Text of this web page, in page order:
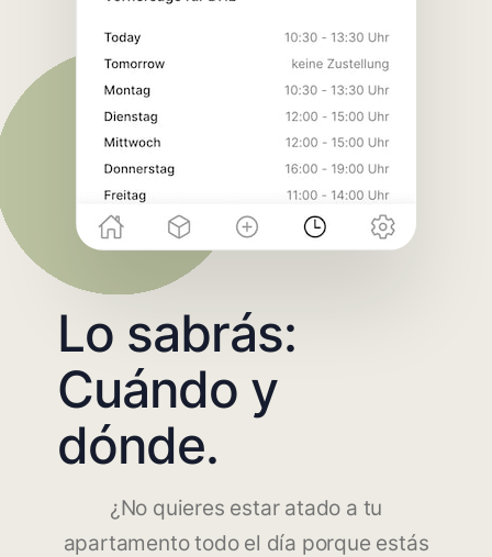
Lo sabrás:
Cuándo y
dónde.
¿No quieres estar atado a tu
apartamento todo el día porque estás